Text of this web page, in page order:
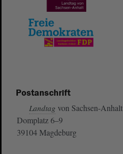
Postanschrift
Landtag von Sachsen-Anhalt
Domplatz 6–9
39104 Magdeburg